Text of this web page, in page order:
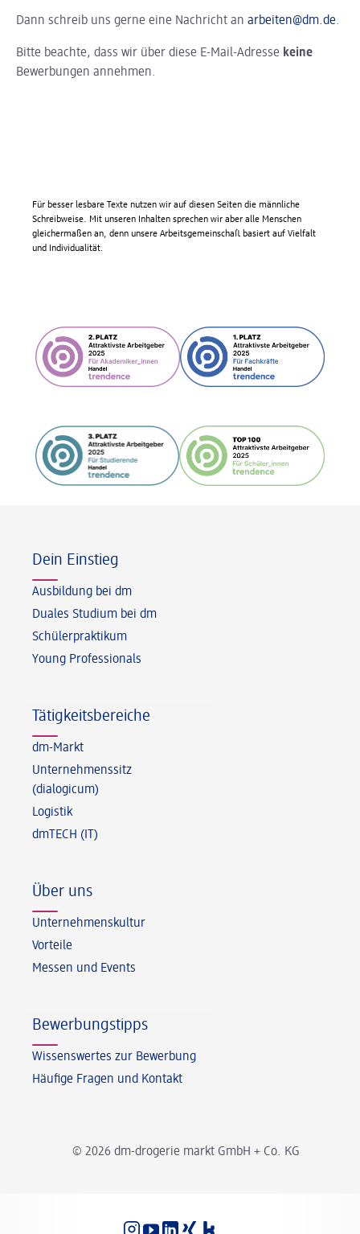
Dann schreib uns gerne eine Nachricht an arbeiten@dm.de.
Bitte beachte, dass wir über diese E-Mail-Adresse keine
Bewerbungen annehmen.
Für besser lesbare Texte nutzen wir auf diesen Seiten die männliche
Schreibweise. Mit unseren Inhalten sprechen wir aber alle Menschen
gleichermaßen an, denn unsere Arbeitsgemeinschaft basiert auf Vielfalt
und Individualität.
© 2026 dm-drogerie markt GmbH + Co. KG
Dein Einstieg
Ausbildung bei dm
Duales Studium bei dm
Schülerpraktikum
Young Professionals
Tätigkeitsbereiche
dm-Markt
Unternehmenssitz
(dialogicum)
Logistik
dmTECH (IT)
Über uns
Unternehmenskultur
Vorteile
Messen und Events
Bewerbungstipps
Wissenswertes zur Bewerbung
Häufige Fragen und Kontakt